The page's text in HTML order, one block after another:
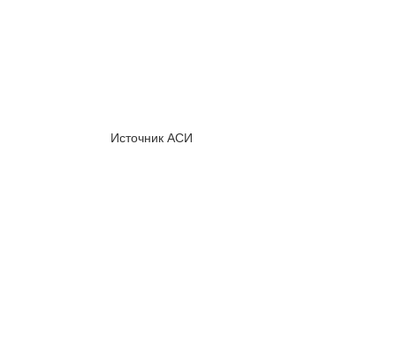
Источник АСИ